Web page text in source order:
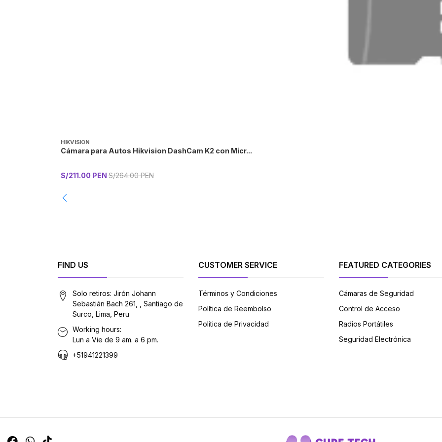
HIKVISION
Cámara para Autos Hikvision DashCam K2 con Micr...
S/211.00 PEN S/264.00 PEN
FIND US
Solo retiros: Jirón Johann
Sebastián Bach 261, , Santiago de
Surco, Lima, Peru
Working hours:
Lun a Vie de 9 am. a 6 pm.
+51941221399
CUSTOMER SERVICE
Términos y Condiciones
Política de Reembolso
Política de Privacidad
FEATURED CATEGORIES
Cámaras de Seguridad
Control de Acceso
Radios Portátiles
Seguridad Electrónica